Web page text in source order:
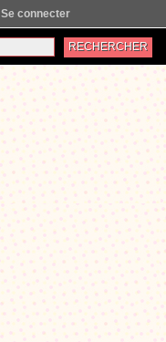
Se connecter